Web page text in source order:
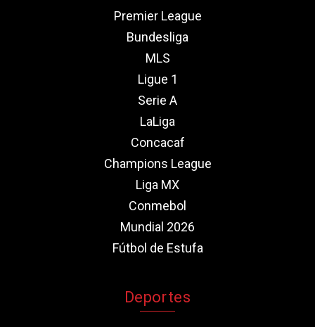
Premier League
Bundesliga
MLS
Ligue 1
Serie A
LaLiga
Concacaf
Champions League
Liga MX
Conmebol
Mundial 2026
Fútbol de Estufa
Deportes